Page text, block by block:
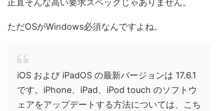
正直そんな高い要求スペックじゃありません。
ただOSがWindows必須なんですよね。
iOS および iPadOS の最新バージョンは 17.6.1
です。iPhone、iPad、iPod touch のソフトウ
ェアをアップデートする方法については、こち